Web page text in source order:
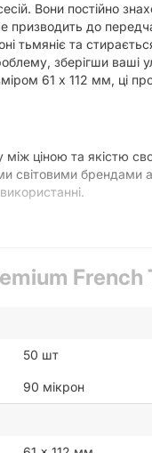
Вони постійно
до
тьмяніє та
зберігши ваші
61 x 112 мм, ці
ціною та якістю
світовими брендами
на ваших
роблячи
ігор
50 шт
90 мікрон